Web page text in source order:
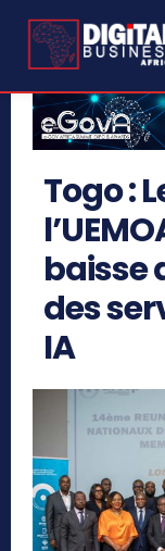
Togo :
baisse
des
IA